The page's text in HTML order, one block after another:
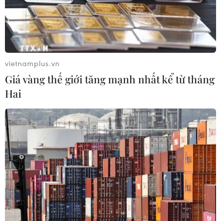
Hỗ trợ phụ nữ tỉnh miền núi, biên
giới khởi nghiệp gắn với khoa học
công nghệ
05/08/2026 09:39
Lần đầu tiên vinh danh doanh
nghiệp kiến tạo đất nước tại Better
Choice Awards
05/08/2026 09:30
VNPT-VRG và cái “bắt tay” chiến
lược của để xây mô hình khu công
nghiệp công nghệ số
05/08/2026 02:59
vietnamplus.vn
Giá vàng thế giới tăng mạnh nhất kể từ tháng
Hai